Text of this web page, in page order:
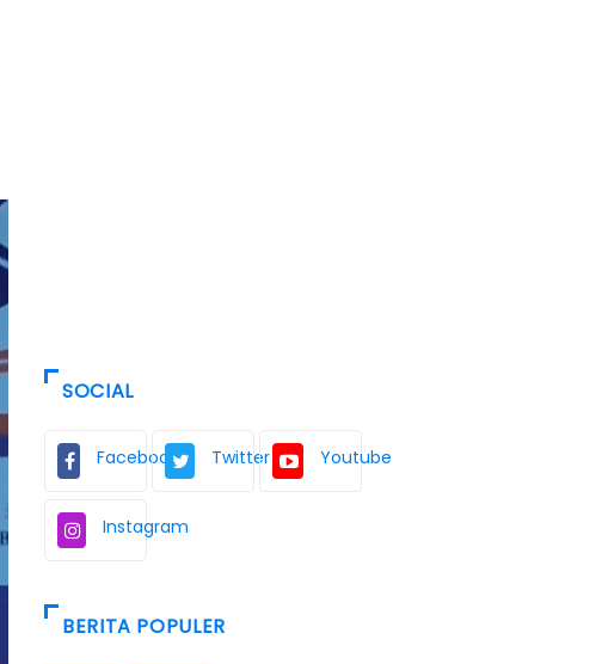
SOCIAL
Facebook Twitter Youtube
Instagram
BERITA POPULER